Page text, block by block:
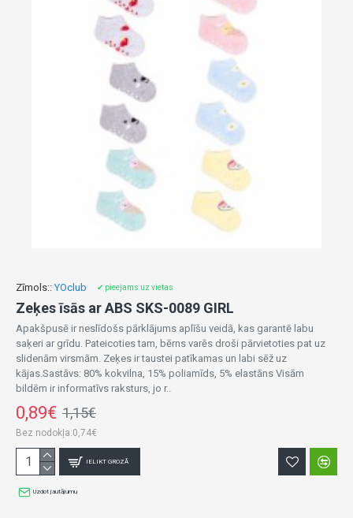
Zīmols:: YOclub ✔ pieejams uz vietas
Zeķes īsās ar ABS SKS-0089 GIRL
Apakšpusē ir neslīdošs pārklājums aplīšu veidā, kas garantē labu
saķeri ar grīdu. Pateicoties tam, bērns varēs droši pārvietoties pat uz
slidenām virsmām. Zeķes ir taustei patīkamas un labi sēž uz
kājas.Sastāvs: 80% kokvilna, 15% poliamīds, 5% elastāns Visām
bildēm ir informatīvs raksturs, jo r..
0,89€ 1,15€
Bez nodokļa:0,74€
IELIKT GROZĀ
Uzdot jautājumu